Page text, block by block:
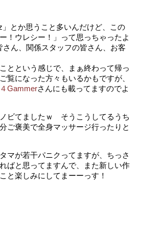
とか思うこと多いんだけど、この
！ウレシー！」って思っちゃったよ
ん、関係スタッフの皆さん、お客
とという感じで、まぁ終わって帰っ
になった方々もいるかもですが、
４Gammerさんにも載ってますのでよ
ビてましたｗ そうこうしてるうち
ご褒美で全身マッサージ行ったりと
マが若干パニクってますが、ちっさ
ばと思ってますんで、また新しい作
と楽しみにしてまーーっす！